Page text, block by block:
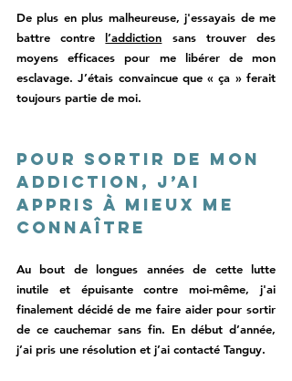
De plus en plus malheureuse, j'essayais de me
battre contre l’addiction sans trouver des
moyens efficaces pour me libérer de mon
esclavage. J’étais convaincue que « ça » ferait
toujours partie de moi.
Pour sortir de mon
addiction, j’ai
appris à mieux me
connaître
Au bout de longues années de cette lutte
inutile et épuisante contre moi-même, j'ai
finalement décidé de me faire aider pour sortir
de ce cauchemar sans fin. En début d’année,
j’ai pris une résolution et j’ai contacté Tanguy.